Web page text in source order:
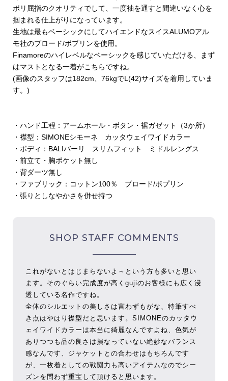
ポリ屈指のクオリティでして、一度袖を通すと間違いなく心を
掴まれる仕上がりになっています。
生地は最もベーシックにしてハイエンドなスイスALUMOアル
モ社のブロード/ポプリンを使用。
Finamoreのハイレベルなベーシックを感じていただける、まず
はマストとなる一着がこちらですね。
(画像のスタッフは182cm、76kgでL(42)サイズを着用していま
す。)
・ハンド工程：アームホール・ボタン・裾ガゼット（3か所）
・襟型：SIMONEシモーネ カッタウェイワイドカラー
・ボディ：BALIバーリ スリムフィット ミドルレングス
・前立て・胸ポケット無し
・背ダーツ無し
・ファブリック：コットン100％ ブロード/ポプリン
・張りとしなやかさを併せ持つ
SHOP STAFF COMMENTS
これがないとはじまらないよ～という方も多いと思い
ます。そのぐらい完成度が高くgujiのお客様にも広く浸
透している名作ですね。
全体のシルエットの美しさは言わずもがな、特筆すべ
き点はやはり襟型だと思います。SIMONEのカッタウ
ェイワイドカラーは本当に綺麗なんですよね、色気が
ありつつも品の良さは損なっていない絶妙なバランス
感なんです、ジャケットとの合わせはもちろんです
が、一枚着としての戦闘力も高いアイテムなのでシー
ズンを問わず重宝して頂けると思います。